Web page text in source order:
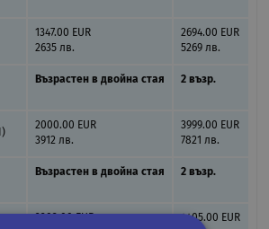
1347.00 EUR
2635 лв.
2694.00 EUR
5269 лв.
Възрастен в двойна стая 2 възр.
2000.00 EUR
3912 лв.
3999.00 EUR
7821 лв.
Възрастен в двойна стая 2 възр.
4405.00 EUR